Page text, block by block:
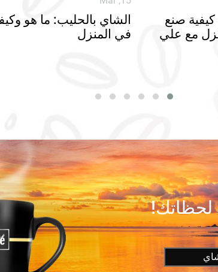
صنع
مع علي
الشاي بالحليب: ما هو
في المنزل
لحظاتك!